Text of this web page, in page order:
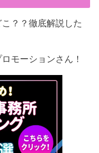
？？徹底解説した
モーションさん！